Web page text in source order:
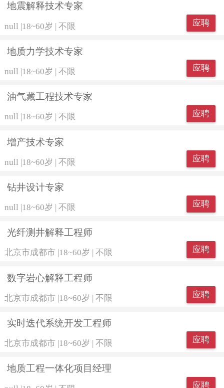
地震解释技术专家
null |18~60岁 | 不限 应聘
地质力学技术专家
null |18~60岁 | 不限 应聘
油气藏工程技术专家
null 18~60岁 不限 应聘
增产技术专家
null |18~60岁 | 不限 应聘
钻井设计专家
null |18~60岁 | 不限 应聘
光纤测井解释工程师
北京市成都市 18~60岁 不限 应聘
数字岩心解释工程师
北京市成都市 |18~60岁 | 不限 应聘
实时迭代系统开发工程师
北京市成都市 18~60岁 不限 应聘
地质工程一体化项目经理
应聘